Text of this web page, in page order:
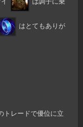
はとてもありが
トレードで優位に立